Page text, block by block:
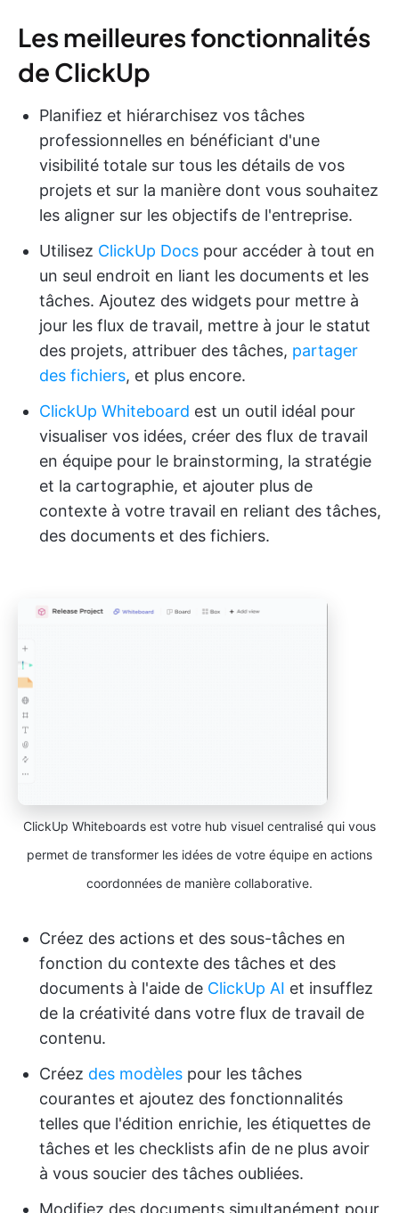
Les meilleures fonctionnalités
de ClickUp
Planifiez et hiérarchisez vos tâches
professionnelles en bénéficiant d'une
visibilité totale sur tous les détails de vos
projets et sur la manière dont vous souhaitez
les aligner sur les objectifs de l'entreprise.
Utilisez ClickUp Docs pour accéder à tout en
un seul endroit en liant les documents et les
tâches. Ajoutez des widgets pour mettre à
jour les flux de travail, mettre à jour le statut
des projets, attribuer des tâches, partager
des fichiers, et plus encore.
ClickUp Whiteboard est un outil idéal pour
visualiser vos idées, créer des flux de travail
en équipe pour le brainstorming, la stratégie
et la cartographie, et ajouter plus de
contexte à votre travail en reliant des tâches,
des documents et des fichiers.
ClickUp Whiteboards est votre hub visuel centralisé qui vous
permet de transformer les idées de votre équipe en actions
coordonnées de manière collaborative.
Créez des actions et des sous-tâches en
fonction du contexte des tâches et des
documents à l'aide de ClickUp AI et insufflez
de la créativité dans votre flux de travail de
contenu.
Créez des modèles pour les tâches
courantes et ajoutez des fonctionnalités
telles que l'édition enrichie, les étiquettes de
tâches et les checklists afin de ne plus avoir
à vous soucier des tâches oubliées.
Modifiez des documents simultanément pour